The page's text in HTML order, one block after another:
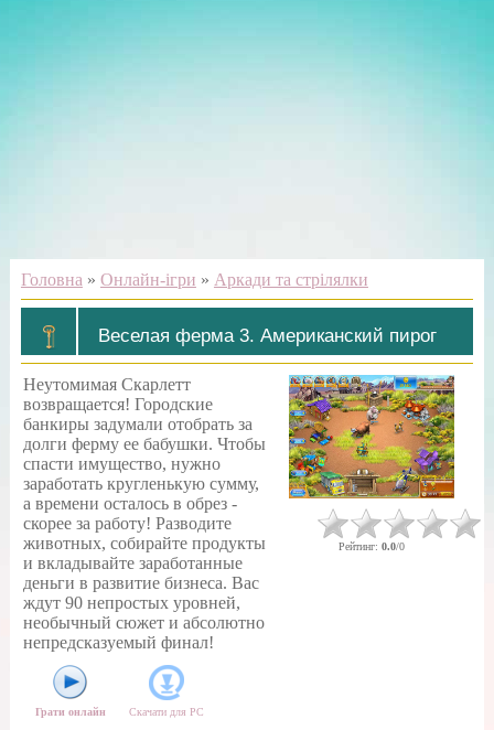
Головна » Онлайн-ігри » Аркади та стрілялки
Веселая ферма 3. Американский пирог
Неутомимая Скарлетт
возвращается! Городские
банкиры задумали отобрать за
долги ферму ее бабушки. Чтобы
спасти имущество, нужно
заработать кругленькую сумму,
а времени осталось в обрез -
скорее за работу! Разводите
животных, собирайте продукты
и вкладывайте заработанные
деньги в развитие бизнеса. Вас
ждут 90 непростых уровней,
необычный сюжет и абсолютно
непредсказуемый финал!
Грати онлайн Скачати для PC
Рейтинг: 0.0/0